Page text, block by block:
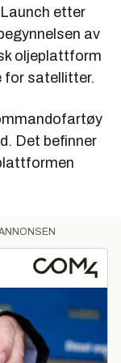
etter
av
oljeplattform
for satellitter.
Det befinner